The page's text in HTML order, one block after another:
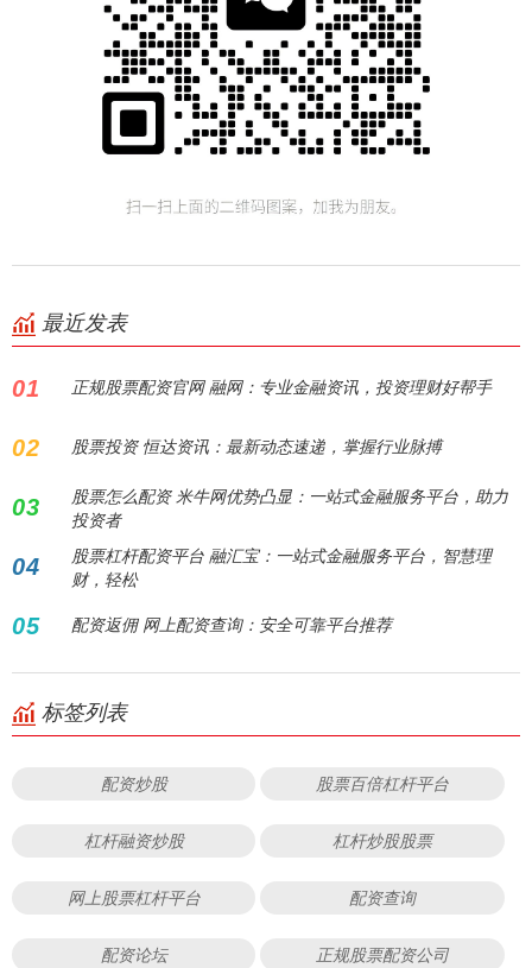
最近发表
01 正规股票配资官网 融网：专业金融资讯，投资理财好帮手
02 股票投资 恒达资讯：最新动态速递，掌握行业脉搏
03
股票怎么配资 米牛网优势凸显：一站式金融服务平台，助力
投资者
04
股票杠杆配资平台 融汇宝：一站式金融服务平台，智慧理
财，轻松
05 配资返佣 网上配资查询：安全可靠平台推荐
标签列表
配资炒股 股票百倍杠杆平台
杠杆融资炒股 杠杆炒股股票
网上股票杠杆平台 配资查询
配资论坛 正规股票配资公司